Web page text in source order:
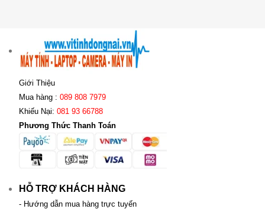
Giới Thiệu
Mua hàng : 089 808 7979
Khiếu Nại: 081 93 66788
Phương Thức Thanh Toán
HỖ TRỢ KHÁCH HÀNG
- Hướng dẫn mua hàng trực tuyến